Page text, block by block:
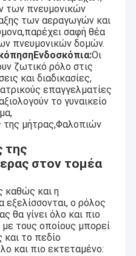
pi
των πνευμονικών
των αεραγωγών και
σαφή θέα
πνευμονικών δομών.
Οι
ζωτικό ρόλο στις
και διαδικασίες,
επαγγελματίες
το γυναικείο
της μήτρας,Φαλοπιών
της
στον τομέα
καθώς και η
εξελίσσονται, ο ρόλος
θα γίνει όλο και πιο
με τους οποίους μπορεί
και το πεδίο
και πιο εκτεταμένο: